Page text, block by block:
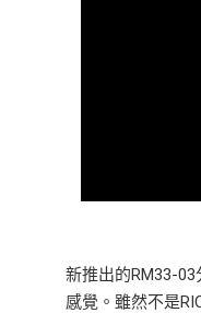
新推出的RM33-
感覺。雖然不是